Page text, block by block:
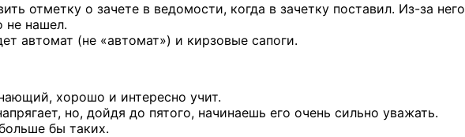
отметку о зачете в ведомости, когда в зачетку поставил. Из-за него
не нашел.
автомат (не «автомат») и кирзовые сапоги.
хорошо и интересно учит.
но, дойдя до пятого, начинаешь его очень сильно уважать.
бы таких.